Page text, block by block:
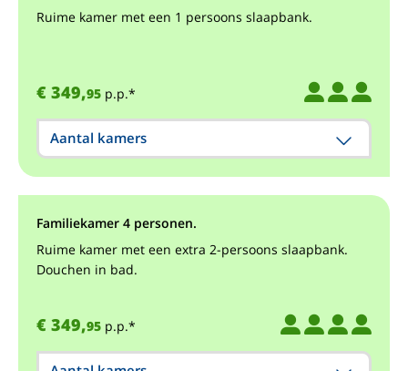
Ruime kamer met een 1 persoons slaapbank.
€ 349,95 p.p.*
Aantal kamers
Familiekamer 4 personen.
Ruime kamer met een extra 2-persoons slaapbank.
Douchen in bad.
€ 349,95 p.p.*